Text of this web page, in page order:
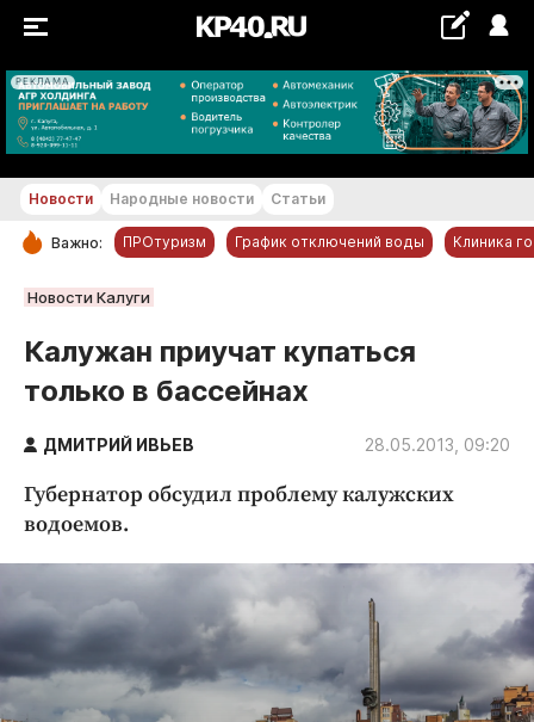
РЕКЛАМА
+19...+20 °С
РУБРИКИ
Новости компаний
Статьи
Народные новости
Авто и транспорт
Благоустройство
Культура
Недвижимость и ЖКХ
Образование
Общество
Новости Народные новости Статьи
Важно: ПРОтуризм График отключений воды Клиника
Новости Калуги
Калужан приучат купаться
только в бассейнах
ДМИТРИЙ ИВЬЕВ 28.05.2013, 09:20
Губернатор обсудил проблему калужских
водоемов.